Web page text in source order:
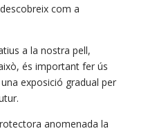
com a
a la nostra pell,
és important fer ús
exposició gradual per
anomenada la